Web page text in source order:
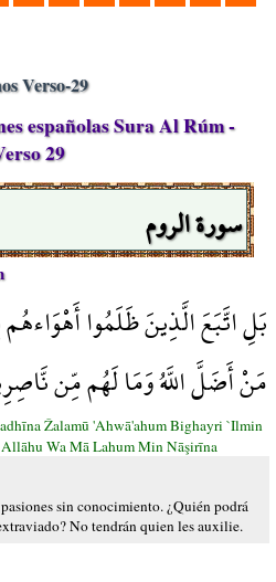
Verso-29
españolas Sura Al Rúm -
29
سورة الروم
بَلِ اتَّبَعَ الَّذِينَ ظَلَمُوا
مَنْ أَضَلَّ اللَّهُ وَمَا لَهُم مِّن
Žalamū 'Ahwā'ahum Bighayri `Ilmin
Wa Mā Lahum Min Nāşirīna
sin conocimiento. ¿Quién podrá
No tendrán quien les auxilie.